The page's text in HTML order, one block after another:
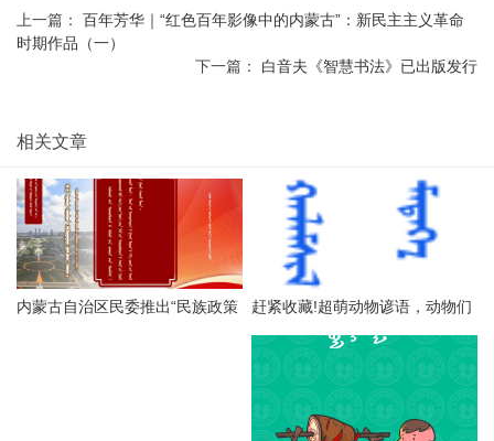
上一篇： 百年芳华｜“红色百年影像中的内蒙古”：新民主主义革命
时期作品（一）
下一篇： 白音夫《智慧书法》已出版发行
相关文章
内蒙古自治区民委推出“民族政策
赶紧收藏!超萌动物谚语，动物们
更呆萌可爱！